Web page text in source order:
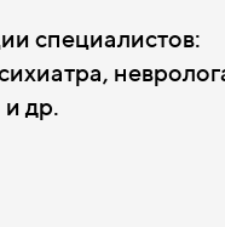
специалистов:
и др.